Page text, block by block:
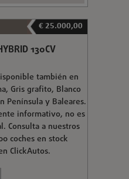
€ 25.000,00
130CV
también en
Gris grafito, Blanco
Península y Baleares.
informativo, no es
Consulta a nuestros
coches en stock
ClickAutos.